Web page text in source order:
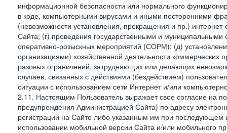
информационной безопасности или нормального
в коде, компьютерными вирусами и иными посторонними
(невозможности установления, прекращения и пр.)
Сайта; (г) проведения государственными и
оперативно-розыскных мероприятий (СОРМ); (д)
организациями) хозяйственной деятельности коммерческих
разовых ограничений, затрудняющих или делающих
случаев, связанных с действиями (бездействием)
ситуации с использованием сети Интернет и/или
2.11. Настоящим Пользователь выражает свое согласие на
предупреждения Администрацией Сайта) по адресу
регистрации на Сайте либо указанным им при
использовании мобильной версии Сайта и/или мобильного